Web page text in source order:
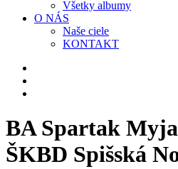
Všetky albumy
O NÁS
Naše ciele
KONTAKT
BA Spartak
ŠKBD Spišská